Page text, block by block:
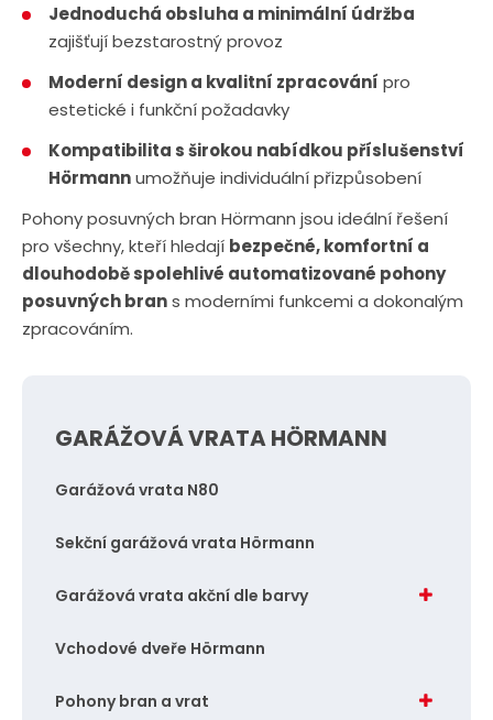
Jednoduchá obsluha a minimální údržba
zajišťují bezstarostný provoz
Moderní design a kvalitní zpracování pro
estetické i funkční požadavky
Kompatibilita s širokou nabídkou příslušenství
Hörmannumožňuje individuální přizpůsobení
Pohony posuvných bran Hörmann jsou ideální řešení
pro všechny, kteří hledají bezpečné, komfortní a
dlouhodobě spolehlivé automatizované pohony
posuvných brans moderními funkcemi a dokonalým
zpracováním.
GARÁŽOVÁ VRATA HÖRMANN
Garážová vrata N80
Sekční garážová vrata Hörmann
Garážová vrata akční dle barvy
Vchodové dveře Hörmann
Pohony bran a vrat